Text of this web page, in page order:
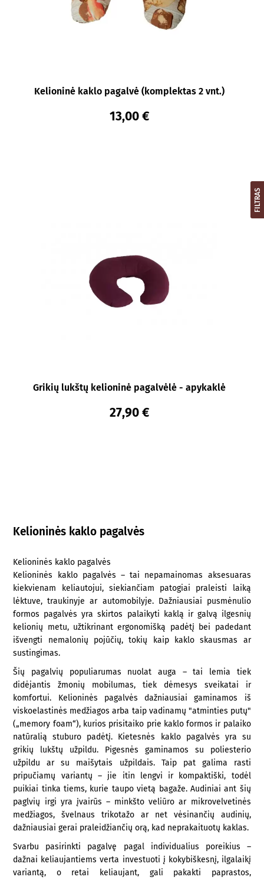
Kelioninė kaklo pagalvė (komplektas 2 vnt.)
13,00 €
Grikių lukštų kelioninė pagalvėlė - apykaklė
27,90 €
Kelioninės kaklo pagalvės
Kelioninės kaklo pagalvės
Kelioninės kaklo pagalvės – tai nepamainomas aksesuaras
kiekvienam keliautojui, siekiančiam patogiai praleisti laiką
lėktuve, traukinyje ar automobilyje. Dažniausiai pusmėnulio
formos pagalvės yra skirtos palaikyti kaklą ir galvą ilgesnių
kelionių metu, užtikrinant ergonomišką padėtį bei padedant
išvengti nemalonių pojūčių, tokių kaip kaklo skausmas ar
sustingimas.
Šių pagalvių populiarumas nuolat auga – tai lemia tiek
didėjantis žmonių mobilumas, tiek dėmesys sveikatai ir
komfortui. Kelioninės pagalvės dažniausiai gaminamos iš
viskoelastinės medžiagos arba taip vadinamų "atminties putų"
(„memory foam“), kurios prisitaiko prie kaklo formos ir palaiko
natūralią stuburo padėtį. Kietesnės kaklo pagalvės yra su
grikių lukštų užpildu. Pigesnės gaminamos su poliesterio
užpildu ar su maišytais užpildais. Taip pat galima rasti
pripučiamų variantų – jie itin lengvi ir kompaktiški, todėl
puikiai tinka tiems, kurie taupo vietą bagaže. Audiniai ant šių
paglvių irgi yra įvairūs – minkšto veliūro ar mikrovelvetinės
medžiagos, švelnaus trikotažo ar net vėsinančių audinių,
dažniausiai gerai praleidžiančių orą, kad neprakaituotų kaklas.
Svarbu pasirinkti pagalvę pagal individualius poreikius –
dažnai keliaujantiems verta investuoti į kokybiškesnį, ilgalaikį
variantą, o retai keliaujant, gali pakakti paprastos,
FILTRAS